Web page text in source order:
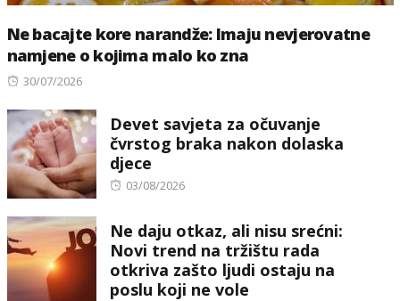
Ne bacajte kore narandže: Imaju nevjerovatne
namjene o kojima malo ko zna
Posted
30/07/2026
Devet savjeta za očuvanje
čvrstog braka nakon dolaska
djece
Posted
03/08/2026
Ne daju otkaz, ali nisu srećni:
Novi trend na tržištu rada
otkriva zašto ljudi ostaju na
poslu koji ne vole